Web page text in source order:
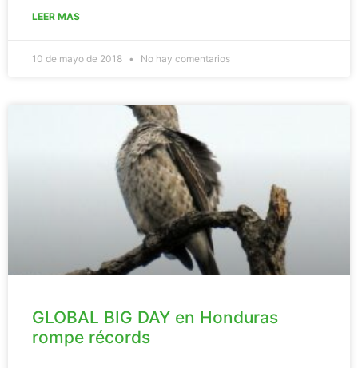
LEER MAS
10 de mayo de 2018 No hay comentarios
GLOBAL BIG DAY en Honduras
rompe récords